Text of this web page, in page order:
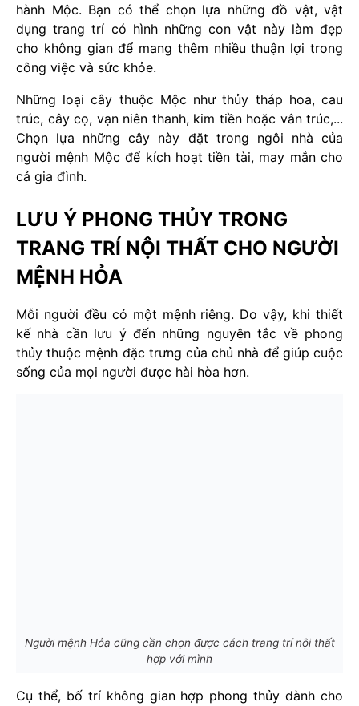
hành Mộc. Bạn có thể chọn lựa những đồ vật, vật
dụng trang trí có hình những con vật này làm đẹp
cho không gian để mang thêm nhiều thuận lợi trong
công việc và sức khỏe.
Những loại cây thuộc Mộc như thủy tháp hoa, cau
trúc, cây cọ, vạn niên thanh, kim tiền hoặc vân trúc,...
Chọn lựa những cây này đặt trong ngôi nhà của
người mệnh Mộc để kích hoạt tiền tài, may mắn cho
cả gia đình.
LƯU Ý PHONG THỦY TRONG
TRANG TRÍ NỘI THẤT CHO NGƯỜI
MỆNH HỎA
Mỗi người đều có một mệnh riêng. Do vậy, khi thiết
kế nhà cần lưu ý đến những nguyên tắc về phong
thủy thuộc mệnh đặc trưng của chủ nhà để giúp cuộc
sống của mọi người được hài hòa hơn.
Người mệnh Hỏa cũng cần chọn được cách trang trí nội thất
hợp với mình
Cụ thể, bố trí không gian hợp phong thủy dành cho